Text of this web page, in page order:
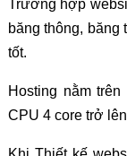
Trường hợp
băng thông, băng
tốt.
Hosting nằm
CPU 4 core trở